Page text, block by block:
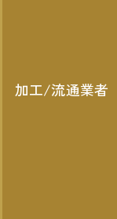
加工/流通業者